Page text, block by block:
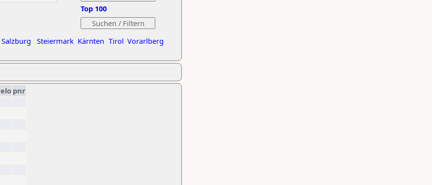
Salzburg Steiermark Kärnten Tirol Vorarlberg
Top 100
elo pnr